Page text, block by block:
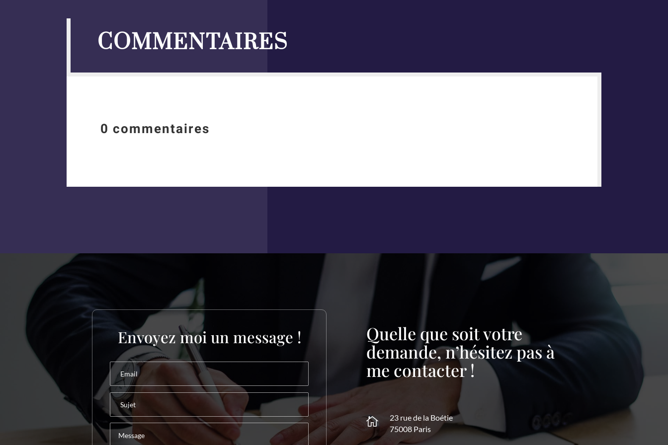
COMMENTAIRES
0 commentaires
Envoyez moi un message !
Quelle que soit votre
demande, n’hésitez pas à
me contacter !

23 rue de la Boétie
75008 Paris